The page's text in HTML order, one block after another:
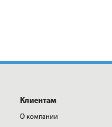
Клиентам
О компании